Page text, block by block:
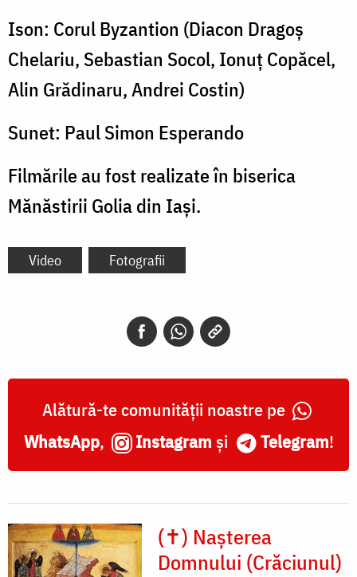
Ison: Corul Byzantion (Diacon Dragoș
Chelariu, Sebastian Socol, Ionuț Copăcel,
Alin Grădinaru, Andrei Costin)
Sunet: Paul Simon Esperando
Filmările au fost realizate în biserica
Mănăstirii Golia din Iași.
Video Fotografii
Alătură-te comunității noastre pe
WhatsApp, Instagram și Telegram!
(✝) Nașterea
Domnului (Crăciunul)